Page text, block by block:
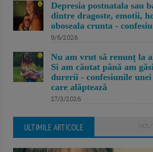
Depresia postnatala sau
dintre dragoste, emotii,
oboseala crunta -
9/6/2026
Nu am vrut să renunț la
Si am căutat până am
durerii - confesiunile unei
care alăptează
27/3/2026
ULTIMILE ARTICOLE